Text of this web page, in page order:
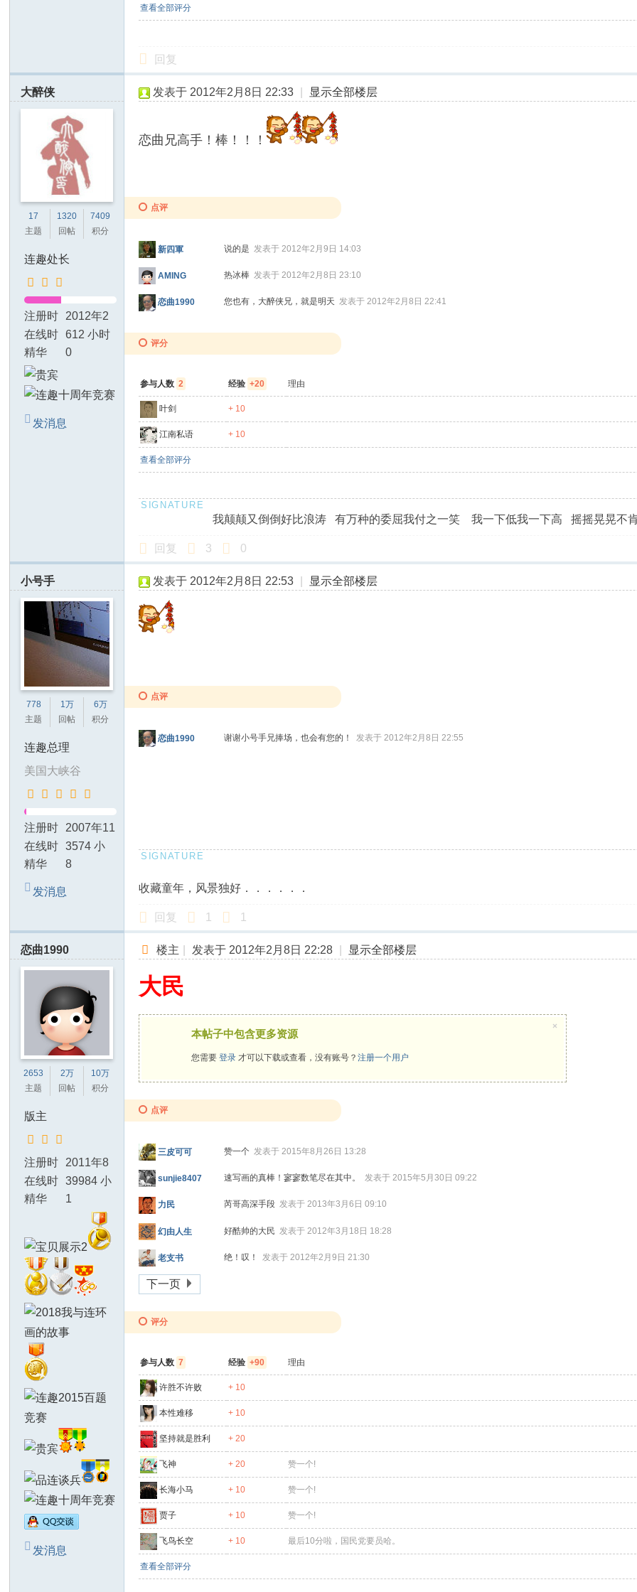
查看全部评分
回复
大醉侠
17
主题
1320
回帖
7409
积分
连趣处长
注册时
间
2012年2
月3日
在线时
间
612 小时
精华
0
发消息
发表于 2012年2月8日 22:33 显示全部楼层
恋曲兄高手！棒！！！
点评
新四軍 说的是发表于 2012年2月9日 14:03
AMING 热冰棒发表于 2012年2月8日 23:10
恋曲1990 您也有，大醉侠兄，就是明天发表于 2012年2月8日 22:41
评分
参与人数 2 经验 +20 理由
叶剑 + 10
江南私语 + 10
查看全部评分
我颠颠又倒倒好比浪涛 有万种的委屈我付之一笑 我一下低我一下高 摇摇晃晃不
回复 3 0
小号手
778
主题
1万
回帖
6万
积分
连趣总理
美国大峡谷
注册时
间
2007年11
月14日
在线时
间
3574 小
时
精华 8
发消息
发表于 2012年2月8日 22:53 显示全部楼层
点评
恋曲1990 谢谢小号手兄捧场，也会有您的！发表于 2012年2月8日 22:55
收藏童年，风景独好．．．．．．
回复 1 1
恋曲1990
2653
主题
2万
回帖
10万
积分
版主
注册时
间
2011年8
月19日
在线时
间
39984 小
时
精华 1
发消息
楼主 发表于 2012年2月8日 22:28 显示全部楼层
大民
本帖子中包含更多资源
您需要登录 才可以下载或查看，没有账号？注册一个用户
×
点评
三皮可可 赞一个发表于 2015年8月26日 13:28
sunjie8407 速写画的真棒！寥寥数笔尽在其中。发表于 2015年5月30日 09:22
力民 芮哥高深手段发表于 2013年3月6日 09:10
幻由人生 好酷帅的大民 发表于 2012年3月18日 18:28
老支书 绝！叹！发表于 2012年2月9日 21:30
下一页
评分
参与人数 7 经验 +90 理由
许胜不许败 + 10
本性难移 + 10
坚持就是胜利 + 20
飞神 + 20 赞一个!
长海小马 + 10 赞一个!
贾子 + 10 赞一个!
飞鸟长空 + 10 最后10分啦，国民党要员哈。
查看全部评分